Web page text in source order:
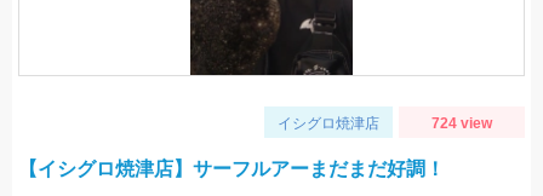
イシグロ焼津店 724 view
【イシグロ焼津店】サーフルアーまだまだ好調！